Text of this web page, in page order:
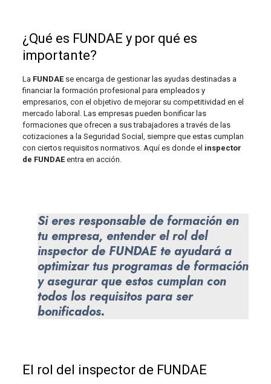
¿Qué es FUNDAE y por qué es
importante?
La FUNDAEse encarga de gestionar las ayudas destinadas a
financiar la formación profesional para empleados y
empresarios, con el objetivo de mejorar su competitividad en el
mercado laboral. Las empresas pueden bonificar las
formaciones que ofrecen a sus trabajadores a través de las
cotizaciones a la Seguridad Social, siempre que estas cumplan
con ciertos requisitos normativos. Aquí es donde el inspector
de FUNDAEentra en acción.
Si eres responsable de formación en
tu empresa, entender el rol del
inspector de FUNDAE te ayudará a
optimizar tus programas de formación
y asegurar que estos cumplan con
todos los requisitos para ser
bonificados.
El rol del inspector de FUNDAE